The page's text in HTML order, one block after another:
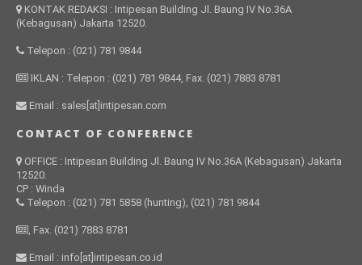
KONTAK REDAKSI : Intipesan Building Jl. Baung IV No.36A
(Kebagusan) Jakarta 12520.
Telepon : (021) 781 9844
IKLAN : Telepon : (021) 781 9844, Fax. (021) 7883 8781
Email : sales[at]intipesan.com
CONTACT OF CONFERENCE
OFFICE : Intipesan Building Jl. Baung IV No.36A (Kebagusan) Jakarta
12520.
CP : Winda
Telepon : (021) 781 5858 (hunting), (021) 781 9844
, Fax. (021) 7883 8781
Email : info[at]intipesan.co.id